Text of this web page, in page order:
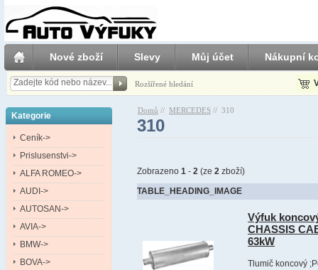
Nové zboží Slevy Můj účet Nákupní
Rozšířené hledání
Kategorie
Ceník->
Prislusenstvi->
ALFA ROMEO->
AUDI->
AUTOSAN->
AVIA->
BMW->
BOVA->
Domů // MERCEDES // 310
310
Zobrazeno1 -2 (ze2 zboží)
TABLE_HEADING_IMAGE
Výfuk
CHASSIS
63kW
Tlumič koncový